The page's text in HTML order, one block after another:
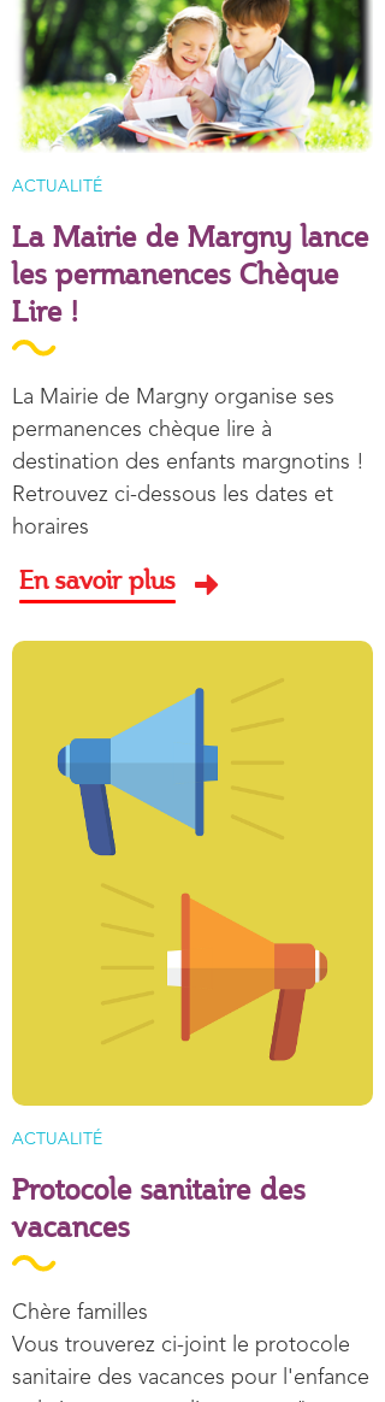
TYPE D'ARTICLE
ACTUALITÉ
La Mairie de Margny lance
les permanences Chèque
Lire !
Résumé
La Mairie de Margny organise ses
permanences chèque lire à
destination des enfants margnotins !
Retrouvez ci-dessous les dates et
horaires
En savoir plus
Image aperçu
TYPE D'ARTICLE
ACTUALITÉ
Protocole sanitaire des
vacances
Résumé
Chère familles
Vous trouverez ci-joint le protocole
sanitaire des vacances pour l'enfance